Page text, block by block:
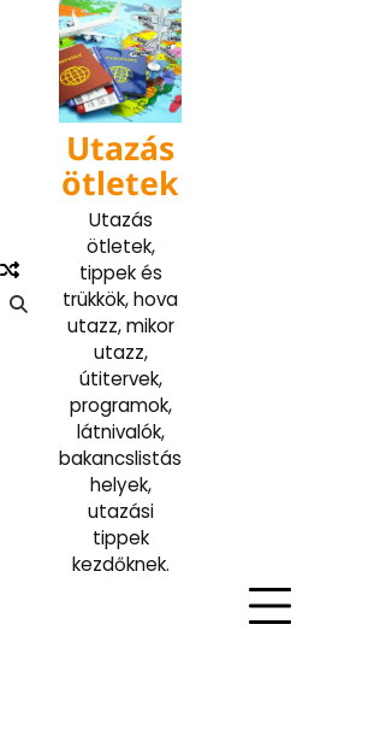
content
Utazás
ötletek
Utazás
ötletek,
tippek és
trükkök, hova
utazz, mikor
utazz,
útitervek,
programok,
látnivalók,
bakancslistás
helyek,
utazási
tippek
kezdőknek.